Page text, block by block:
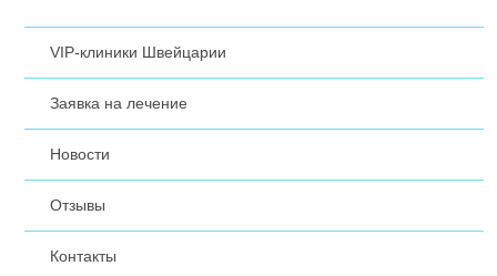
VIP-клиники Швейцарии
Заявка на лечение
Новости
Отзывы
Контакты